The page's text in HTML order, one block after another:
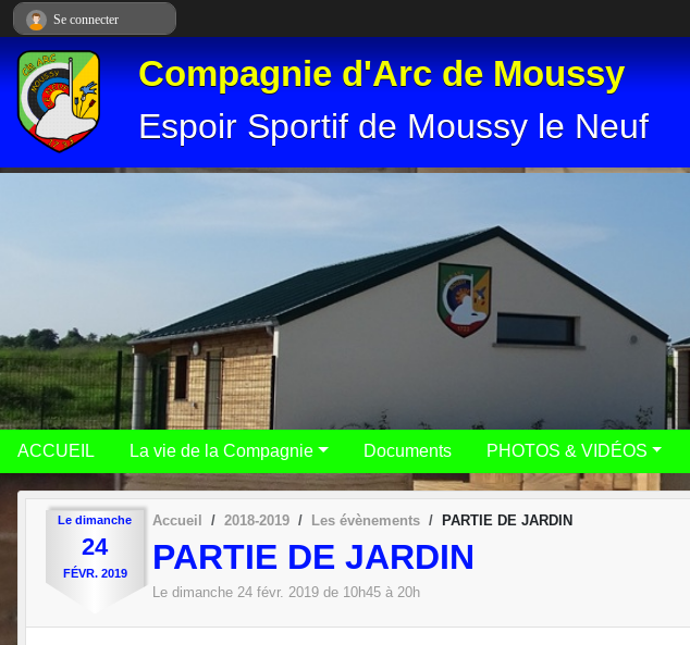
Compagnie d'Arc de Moussy
Espoir Sportif de Moussy le Neuf
ACCUEIL La vie de la Compagnie Documents PHOTOS & VIDÉOS
Le dimanche
24
FÉVR. 2019
Accueil 2018-2019 Les évènements PARTIE DE JARDIN
PARTIE DE JARDIN
Le dimanche 24 févr. 2019 de 10h45 à 20h
Se connecter
Panneau de gestion des cookies